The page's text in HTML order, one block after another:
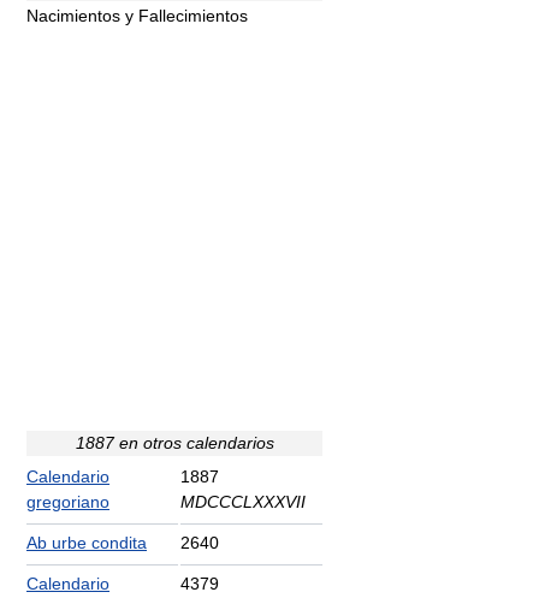
Nacimientos y Fallecimientos
1887 en otros calendarios
Calendario
gregoriano
1887
MDCCCLXXXVII
Ab urbe condita 2640
Calendario
4379